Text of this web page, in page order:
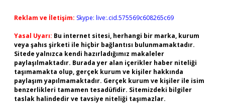
Reklam ve İletişim: Skype: live:.cid.575569c608265c69
Yasal Uyarı: Bu internet sitesi, herhangi bir marka, kurum
veya şahıs şirketi ile hiçbir bağlantısı bulunmamaktadır.
Sitede yalnızca kendi hazırladığımız makaleler
paylaşılmaktadır. Burada yer alan içerikler haber niteliği
taşımamakta olup, gerçek kurum ve kişiler hakkında
paylaşım yapılmamaktadır. Gerçek kurum ve kişiler ile isim
benzerlikleri tamamen tesadüfidir. Sitemizdeki bilgiler
taslak halindedir ve tavsiye niteliği taşımazlar.